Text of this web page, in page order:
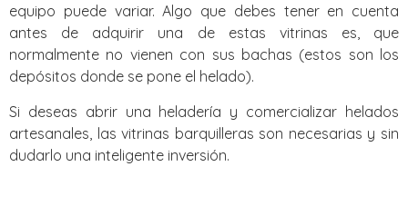
equipo puede variar. Algo que debes tener en cuenta
antes de adquirir una de estas vitrinas es, que
normalmente no vienen con sus bachas (estos son los
depósitos donde se pone el helado).
Si deseas abrir una heladería y comercializar helados
artesanales, las vitrinas barquilleras son necesarias y sin
dudarlo una inteligente inversión.